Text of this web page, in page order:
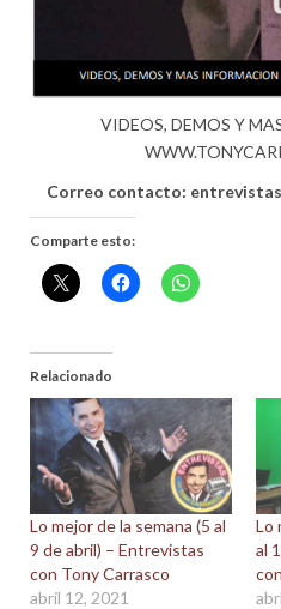
VIDEOS, DEMOS Y
Correo contacto:
Comparte esto:
Relacionado
Lo mejor de la semana (5 al
9 de abril) – Entrevistas
con Tony Carrasco
abril 12, 2021
Lo
al